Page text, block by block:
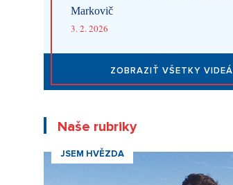
Markovič
3. 2. 2026
ZOBRAZIŤ VŠETKY VIDEÁ
Naše rubriky
JSEM HVĚZDA